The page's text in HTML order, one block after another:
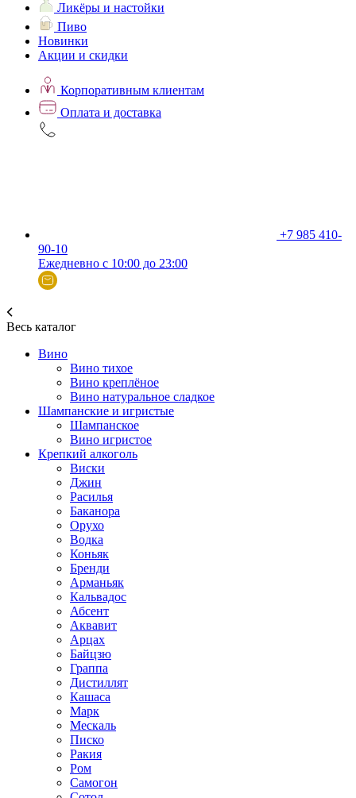
Ликёры и настойки
Пиво
Новинки
Акции и скидки
Корпоративным клиентам
Оплата и доставка
+7 985 410-
90-10
Ежедневно с 10:00 до 23:00
Весь каталог
Вино
Вино тихое
Вино креплёное
Вино натуральное сладкое
Шампанские и игристые
Шампанское
Вино игристое
Крепкий алкоголь
Виски
Джин
Расилья
Баканора
Орухо
Водка
Коньяк
Бренди
Арманьяк
Кальвадос
Абсент
Аквавит
Арцах
Байцзю
Граппа
Дистиллят
Кашаса
Марк
Мескаль
Писко
Ракия
Ром
Самогон